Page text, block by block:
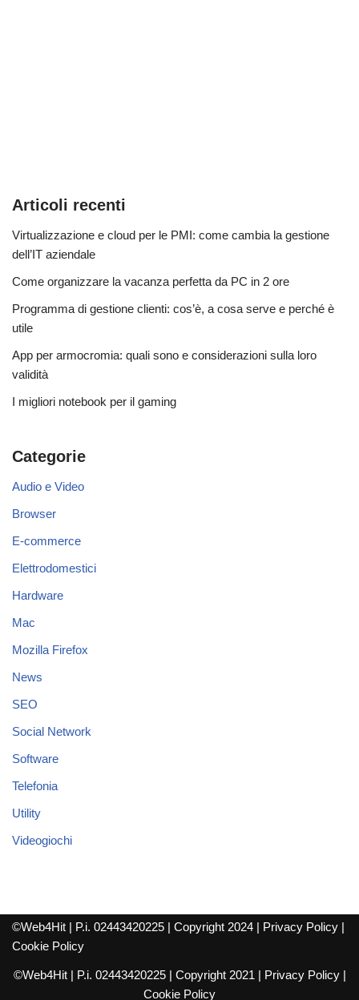
Articoli recenti
Virtualizzazione e cloud per le PMI: come cambia la gestione
dell’IT aziendale
Come organizzare la vacanza perfetta da PC in 2 ore
Programma di gestione clienti: cos’è, a cosa serve e perché è
utile
App per armocromia: quali sono e considerazioni sulla loro
validità
I migliori notebook per il gaming
Categorie
Audio e Video
Browser
E-commerce
Elettrodomestici
Hardware
Mac
Mozilla Firefox
News
SEO
Social Network
Software
Telefonia
Utility
Videogiochi
©Web4Hit | P.i. 02443420225 | Copyright 2024 | Privacy Policy |
Cookie Policy
©Web4Hit | P.i. 02443420225 | Copyright 2021 | Privacy Policy|
Cookie Policy